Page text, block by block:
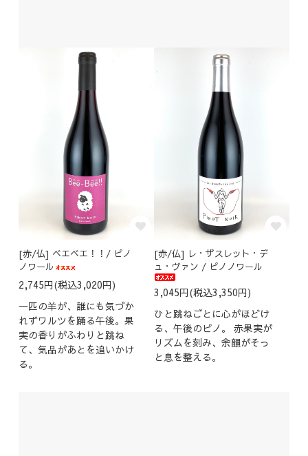
[赤/仏] ベエベエ！！/ ピノ
ノワール
2,745円(税込3,020円)
一匹の羊が、誰にも気づか
れずワルツを踊る午後。果
実の香りがふわりと跳ね
て、気品があとを追いかけ
る。
[赤/仏] レ・ザスレット・デ
ュ・ヴァン / ピノノワール
3,045円(税込3,350円)
ひと跳ねごとに心がほどけ
る、午後のピノ。 赤果実が
リズムを刻み、余韻がそっ
と息を整える。